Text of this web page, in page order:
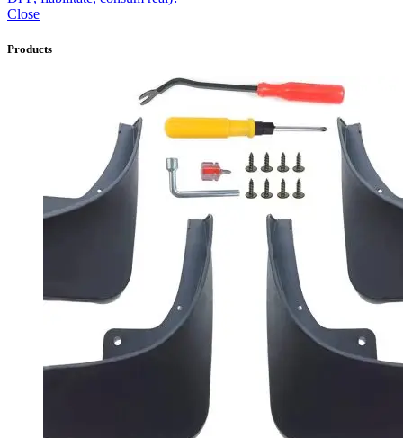
Close
Products